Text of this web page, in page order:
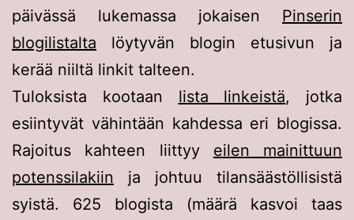
päivässä lukemassa jokaisen Pinserin
blogilistalta löytyvän blogin etusivun ja
kerää niiltä linkit talteen.
Tuloksista kootaan lista linkeistä, jotka
esiintyvät vähintään kahdessa eri blogissa.
Rajoitus kahteen liittyy eilen mainittuun
potenssilakiin ja johtuu tilansäästöllisistä
syistä. 625 blogista (määrä kasvoi taas